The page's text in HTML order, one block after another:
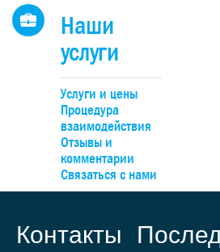
Наши
услуги
Услуги и цены
Процедура
взаимодействия
Отзывы и
комментарии
Связаться с нами
Контакты